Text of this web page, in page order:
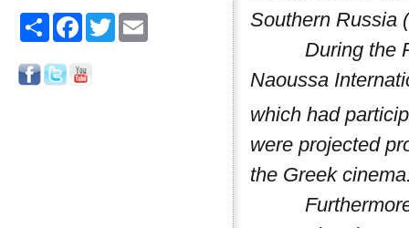
Share FacebookTwitter
Southern Russia
During the
Naoussa
which had
were projected
the Greek
Furthermore,